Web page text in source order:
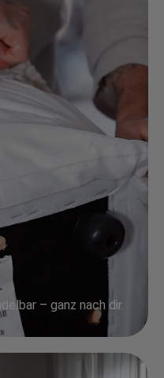
– ganz nach dir.